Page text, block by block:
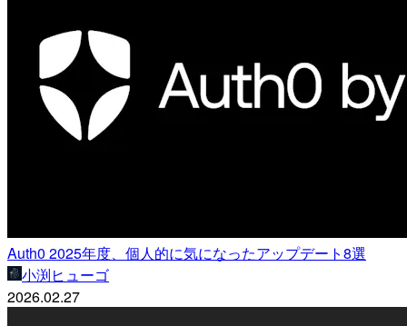
Auth0 2025年度、個人的に気になったアップデート8選
小渕ヒューゴ
2026.02.27